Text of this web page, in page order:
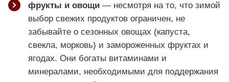
фрукты и овощи — несмотря на то, что зимой
выбор свежих продуктов ограничен, не
забывайте о сезонных овощах (капуста,
свекла, морковь) и замороженных фруктах и
ягодах. Они богаты витаминами и
минералами, необходимыми для поддержания